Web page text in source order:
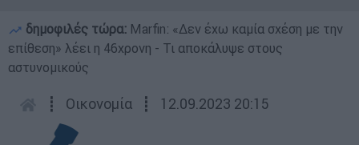
δημοφιλές τώρα: Marfin: «Δεν έχω καμία σχέση με την
επίθεση» λέει η 46χρονη - Τι αποκάλυψε στους
αστυνομικούς
┋ Οικονομία ┋ 12.09.2023 20:15